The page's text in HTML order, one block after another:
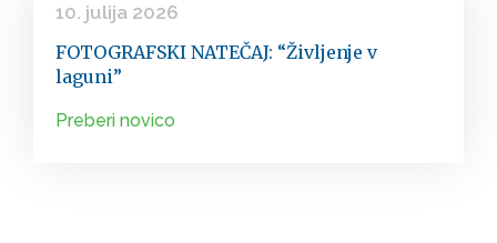
10. julija 2026
FOTOGRAFSKI NATEČAJ: “Življenje v
laguni”
Preberi novico